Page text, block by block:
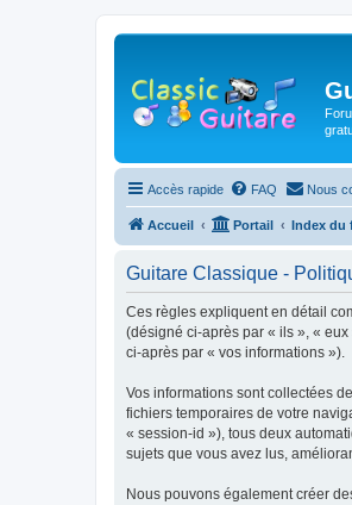
Accès rapide FAQ Nous
Accueil Portail Index du
Guitare Classique -
Ces règles expliquent en détail
(désigné ci-après par « ils », «
ci-après par « vos informations »).
Vos informations sont collectées
fichiers temporaires de votre
« session-id »), tous deux
sujets que vous avez lus,
Nous pouvons également créer